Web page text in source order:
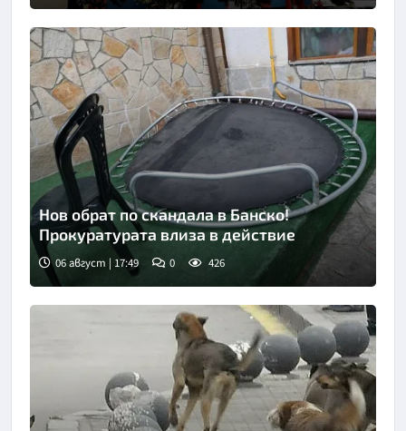
Нов обрат по скандала в Банско!
Прокуратурата влиза в действие
06 август | 17:49 0 426